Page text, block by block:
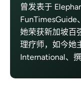
曾发表于
FunTimesGuide
她荣获新加坡百
理疗师，如今她
International、